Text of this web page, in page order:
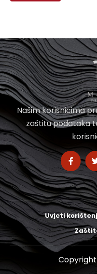
Našim korisnicima
zaštitu podataka
Uvjeti